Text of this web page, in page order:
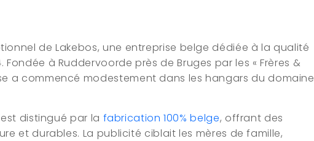
de Lakebos, une entreprise belge dédiée à la qualité
à Ruddervoorde près de Bruges par les « Frères &
a commencé modestement dans les hangars du domaine
distingué par la fabrication 100% belge, offrant des
et durables. La publicité ciblait les mères de famille,